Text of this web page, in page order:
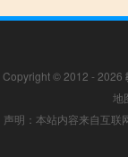
Copyright © 2012 - 2026
地
声明：本站内容来自互联